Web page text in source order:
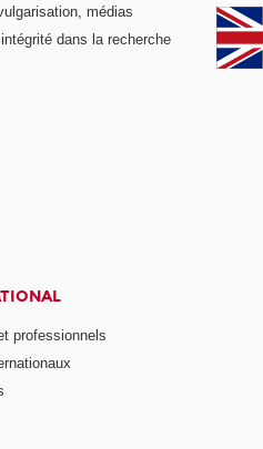
médias
dans la recherche
professionnels